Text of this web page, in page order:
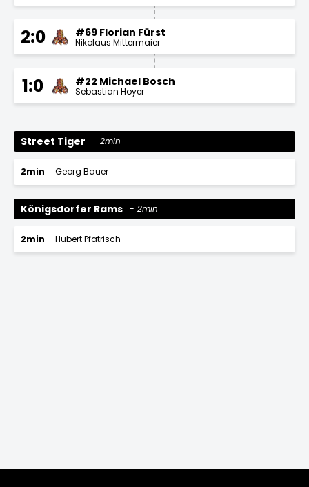
2:0 #69 Florian Fürst
Nikolaus Mittermaier
1:0 #22 Michael Bosch
Sebastian Hoyer
Street Tiger 2min
2min Georg Bauer
Königsdorfer Rams 2min
2min Hubert Pfatrisch